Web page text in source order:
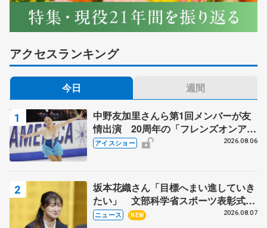
アクセスランキング
今日 週間
中野友加里さんら第1回メンバーが友
情出演 20周年の「フレンズオンアイ
ス」 宮本賢二さん、有川梨絵さん、
アイスショー 2026.08.06
坂本花織さん「目標へまい進していき
たい」 文部科学省スポーツ表彰式で
代表謝辞
ニュース NEW 2026.08.07